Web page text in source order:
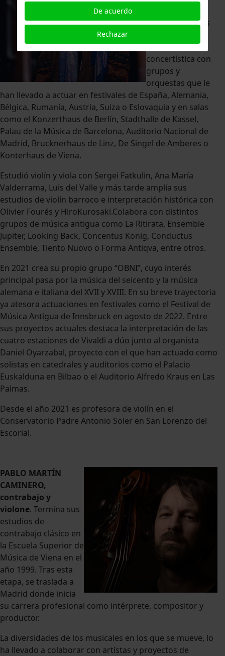
desde hace años
actividad
concertística con
grupos y
orquestas que le
han llevado a actuar en festivales de España, Alemania,
Bélgica, Rumanía, Austria, Suiza o Eslovaquia y en salas
como el Konzerthaus de Berlín, Stadthalle de Kassel,
Palau de la Música de Barcelona, Auditorio Nacional de
Madrid, Brucknerhaus de Linz, De Singel de Amberes o
Konterhaus de Viena.
Estudió violín y viola con Sergei Fatkulin, Ana María
Valderrama, Luis del Valle y más tarde amplia sus
estudios de violín barroco e interpretación histórica con
Olivier Fourés y HiroKurosaki.Colabora con distintos
grupos de música antigua como La Ritirata, Ensemble
Jupiter, Looking Back, Concentus König, Conductus
Ensemble, Tiento Nuovo o Forma Antiqva, entre otros.
En 2021 crea su propio grupo “OBNI”, cuyo interés
principal pasa por la música del seicento y la música
alemana e italiana del XVII y XVIII. En su breve trayectoria
ya atesora actuaciones en festivales como el Festival de
Música Antigua de Innsbruck en agosto de 2022. Entre
sus proyectos actuales destaca la interpretación de las
cuatro estaciones de Vivaldi a dúo junto al organista
Daniel Oyarzabal, proyecto con el que han actuado como
solistas en catedrales y auditorios como el Palacio
Euskalduna en Bilbao o el Auditorio Alfredo Kraus en Las
Palmas.
Desde el año 2021 es profesora de violín en el
Conservatorio Padre Antonio Soler en San Lorenzo del
Escorial.
PABLO MARTÍN
CAMINERO,
contrabajo y
violone. Termina sus
estudios de
contrabajo clásico en
la Escuela Superior de
Música de Viena en el
año 1999. Tras esta
etapa, se traslada a
Madrid donde inicia
su carrera profesional como intérprete, compositor y
productor.
La diversidades de los musicales en los que se mueve, lo
ha llevado a colaborar con artístas y proyectos de
De acuerdo
Rechazar